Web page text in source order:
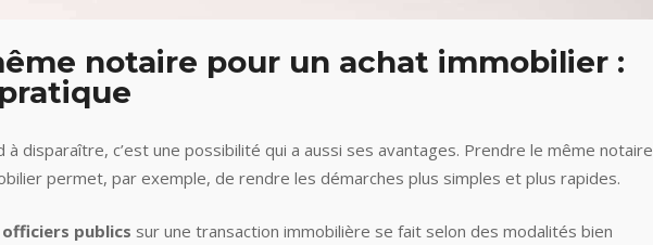
notaire pour un achat immobilier :
disparaître, c’est une possibilité qui a aussi ses avantages. Prendre le même notaire
permet, par exemple, de rendre les démarches plus simples et plus rapides.
publics sur une transaction immobilière se fait selon des modalités bien